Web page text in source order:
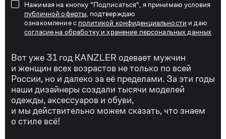
Нажимая на кнопку "Подписаться", я принимаю условия
публичной оферты , подтверждаю
ознакомление с политикой конфиденциальности и даю
согласие на обработку и хранение персональных данных
Вот уже 31 год KANZLER одевает мужчин
и женщин всех возрастов не только по всей
России, но и далеко за её пределами. За эти годы
наши дизайнеры создали тысячи моделей
одежды, аксессуаров и обуви,
и мы действительно можем сказать, что знаем
о стиле всё!